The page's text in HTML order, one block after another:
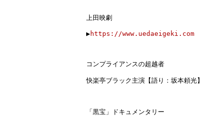
上田映劇
▶︎https://www.uedaeigeki.com
コンプライアンスの超越者
快楽亭ブラック主演【語り：坂本頼光】
「黒宝」ドキュメンタリー